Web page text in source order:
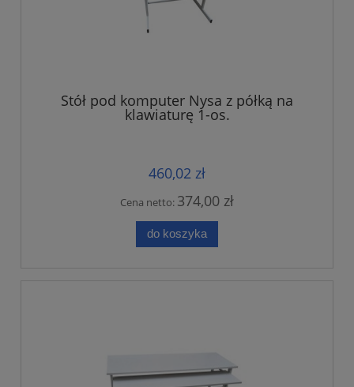
Stół pod komputer Nysa z półką na
klawiaturę 1-os.
460,02 zł
Cena netto: 374,00 zł
do koszyka